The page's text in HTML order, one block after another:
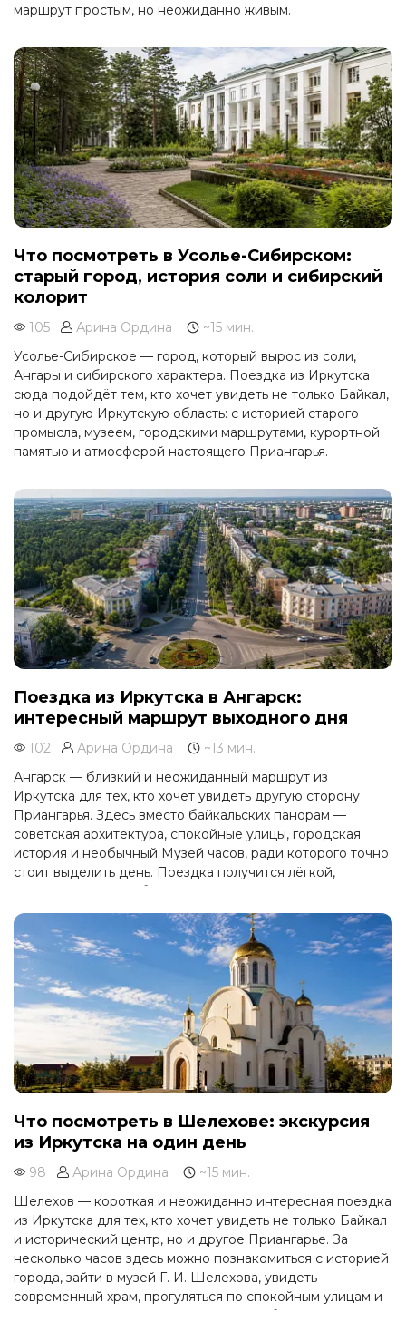
маршрут простым, но неожиданно живым.
Что посмотреть в Усолье-Сибирском:
старый город, история соли и сибирский
колорит
105 Арина Ордина
~15 мин.
Усолье-Сибирское — город, который вырос из соли,
Ангары и сибирского характера. Поездка из Иркутска
сюда подойдёт тем, кто хочет увидеть не только Байкал,
но и другую Иркутскую область: с историей старого
промысла, музеем, городскими маршрутами, курортной
памятью и атмосферой настоящего Приангарья.
Поездка из Иркутска в Ангарск:
интересный маршрут выходного дня
102 Арина Ордина
~13 мин.
Ангарск — близкий и неожиданный маршрут из
Иркутска для тех, кто хочет увидеть другую сторону
Приангарья. Здесь вместо байкальских панорам —
советская архитектура, спокойные улицы, городская
история и необычный Музей часов, ради которого точно
стоит выделить день. Поездка получится лёгкой,
содержательной и без утомительной дороги.
Что посмотреть в Шелехове: экскурсия
из Иркутска на один день
98 Арина Ордина
~15 мин.
Шелехов — короткая и неожиданно интересная поездка
из Иркутска для тех, кто хочет увидеть не только Байкал
и исторический центр, но и другое Приангарье. За
несколько часов здесь можно познакомиться с историей
города, зайти в музей Г. И. Шелехова, увидеть
современный храм, прогуляться по спокойным улицам и
почувствовать атмосферу молодого сибирского города,